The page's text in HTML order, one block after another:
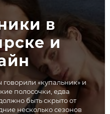
в
и
«купальник» и
полосочки, едва
быть скрыто от
несколько сезонов